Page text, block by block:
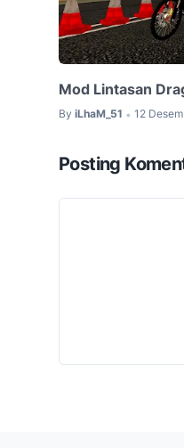
Mod Lintasan
By iLhaM_51 • 12
Posting